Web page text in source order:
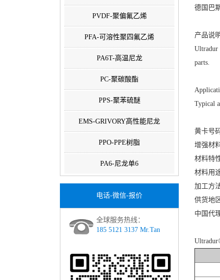
PVDF-聚偏氟乙烯
PFA-可溶性聚四氟乙烯
PA6T-高温尼龙
PC-聚碳酸酯
PPS-聚苯硫醚
EMS-GRIVORY高性能尼龙
PPO-PPE树脂
PA6-尼龙单6
电话-微信-报价
全球服务热线：
185 5121 3137 Mr.Tan
德国巴
产品说
Ultradur
parts.
Typical
黄卡号
增强材
材料特
材料用
加工方
供货地
中国代